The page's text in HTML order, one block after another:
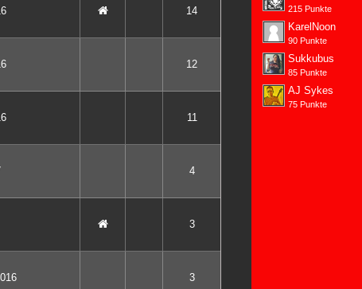
14
12
11
4
3
3
215 Punkte
KarelNoon
90 Punkte
Sukkubus
85 Punkte
AJ Sykes
75 Punkte